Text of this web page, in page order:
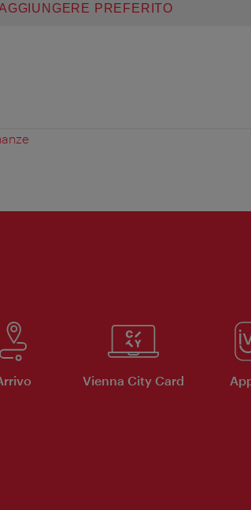
PREFERITO
Vienna City Card